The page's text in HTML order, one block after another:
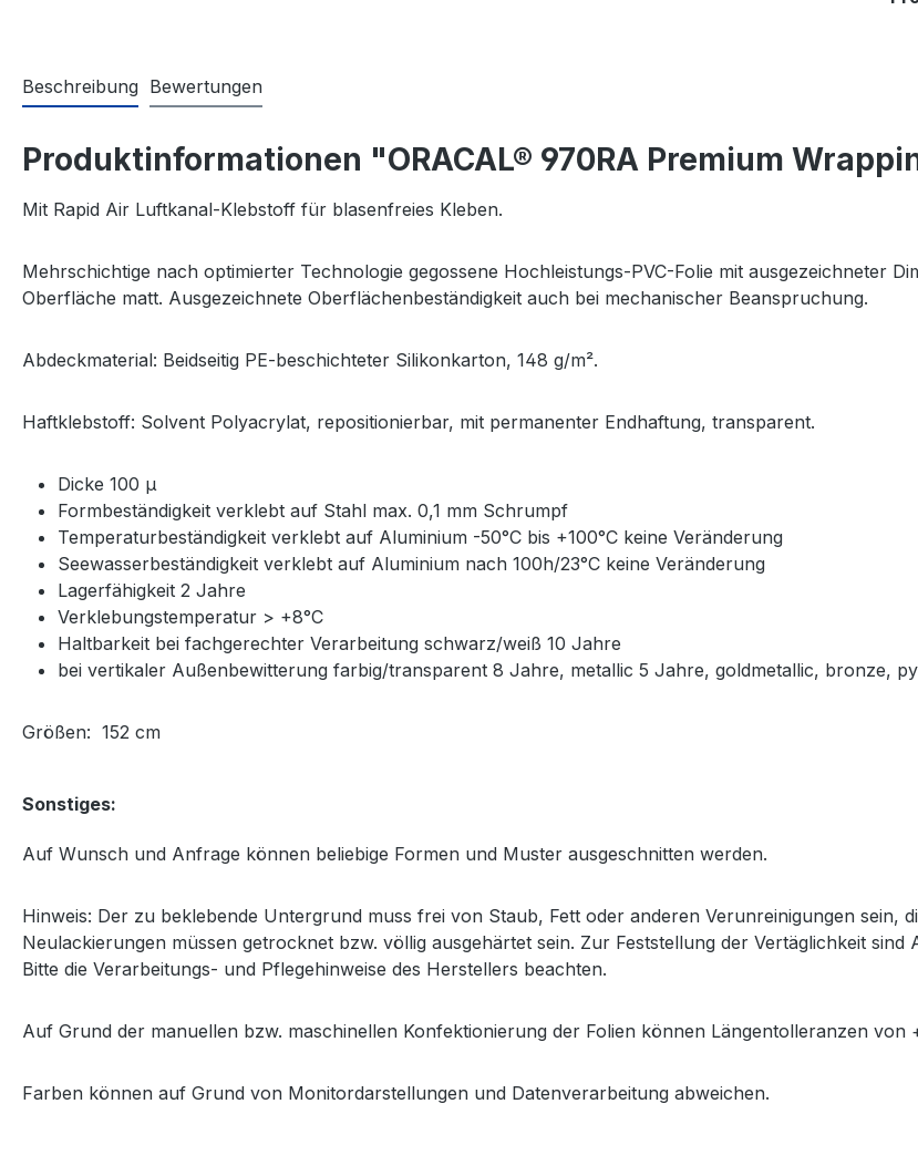
Beschreibung Bewertungen
Produktinformationen "ORACAL® 970RA Premium
Mit Rapid Air Luftkanal-Klebstoff für blasenfreies Kleben.
Mehrschichtige nach optimierter Technologie gegossene Hochleistungs-PVC-Folie mit ausgezeichneter
Oberfläche matt. Ausgezeichnete Oberflächenbeständigkeit auch bei mechanischer Beanspruchung.
Abdeckmaterial: Beidseitig PE-beschichteter Silikonkarton, 148 g/m².
Haftklebstoff: Solvent Polyacrylat, repositionierbar, mit permanenter Endhaftung, transparent.
Dicke 100 µ
Formbeständigkeit verklebt auf Stahl max. 0,1 mm Schrumpf
Temperaturbeständigkeit verklebt auf Aluminium -50°C bis +100°C keine Veränderung
Seewasserbeständigkeit verklebt auf Aluminium nach 100h/23°C keine Veränderung
Lagerfähigkeit 2 Jahre
Verklebungstemperatur > +8°C
Haltbarkeit bei fachgerechter Verarbeitung schwarz/weiß 10 Jahre
bei vertikaler Außenbewitterung farbig/transparent 8 Jahre, metallic 5 Jahre, goldmetallic, bronze,
Größen: 152 cm
Sonstiges:
Auf Wunsch und Anfrage können beliebige Formen und Muster ausgeschnitten werden.
Hinweis: Der zu beklebende Untergrund muss frei von Staub, Fett oder anderen Verunreinigungen sein,
Neulackierungen müssen getrocknet bzw. völlig ausgehärtet sein. Zur Feststellung der Vertäglichkeit
Bitte die Verarbeitungs- und Pflegehinweise des Herstellers beachten.
Auf Grund der manuellen bzw. maschinellen Konfektionierung der Folien können Längentolleranzen von
Farben können auf Grund von Monitordarstellungen und Datenverarbeitung abweichen.